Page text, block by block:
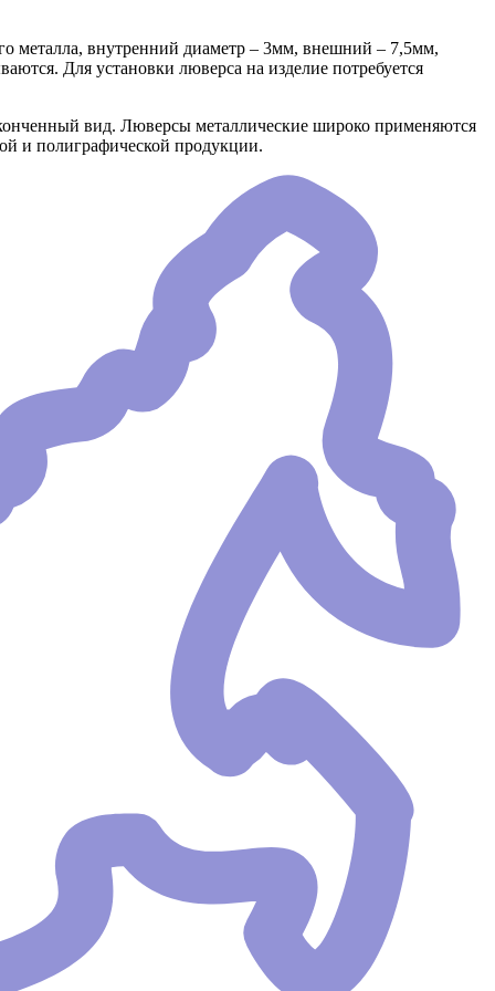
металла, внутренний диаметр – 3мм, внешний – 7,5мм,
Для установки люверса на изделие потребуется
вид. Люверсы металлические широко применяются
и полиграфической продукции.